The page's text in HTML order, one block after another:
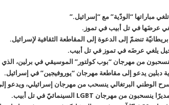
تلغي مباراتها “الودّية” مع “إسرائيل.”
عرضَها في تل أبيب في تموز.
تنضمّ إلى الدعوة إلى المقاطعة الثقافية لإسرائيل.
جيل يلغي عرضَه في تموز في تل أبيب.
دبلين يدعو إلى مقاطعة مهرجان “يوروفيجين” في إسرائيل.
الوطني البرتغالي ينسحب من مهرجان إسرائيلي، ويدعو